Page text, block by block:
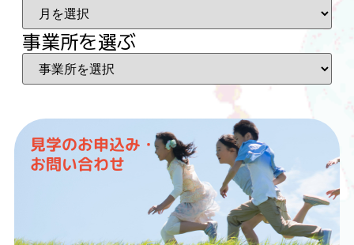
事業所を選ぶ
見学のお申込み・
お問い合わせ